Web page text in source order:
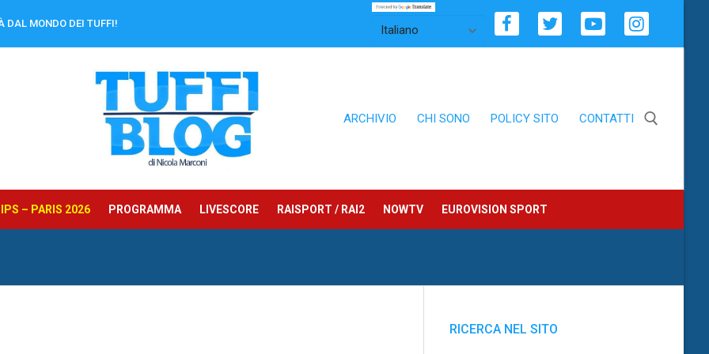
DAL MONDO DEI TUFFI!
ARCHIVIO CHI SONO POLICY SITO CONTATTI
– PARIS 2026 PROGRAMMA LIVESCORE RAISPORT / RAI2 NOWTV EUROVISION SPORT
RICERCA NEL SITO